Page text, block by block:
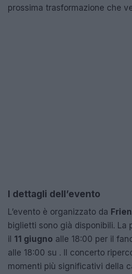
prossima trasformazione che
I dettagli dell’evento
L’evento è organizzato da
biglietti sono già disponibili. La
il 11 giugno alle 18:00 per il
alle 18:00 su . Il concerto
momenti più significativi della